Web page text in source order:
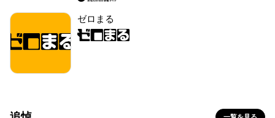
ゼロまる